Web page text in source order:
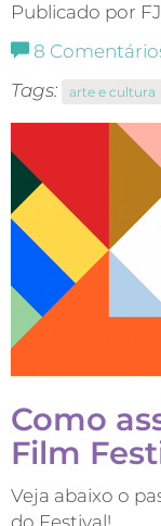
Publicado por
8
Tags:
arte e cultura
Como
Film
Veja abaixo o
do Festival!